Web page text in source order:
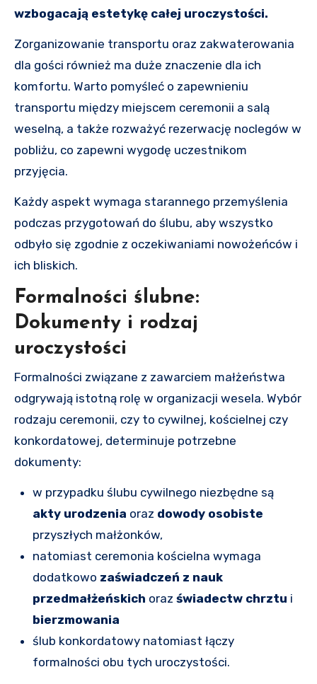
wzbogacają estetykę całej uroczystości.
Zorganizowanie transportu oraz zakwaterowania
dla gości również ma duże znaczenie dla ich
komfortu. Warto pomyśleć o zapewnieniu
transportu między miejscem ceremonii a salą
weselną, a także rozważyć rezerwację noclegów w
pobliżu, co zapewni wygodę uczestnikom
przyjęcia.
Każdy aspekt wymaga starannego przemyślenia
podczas przygotowań do ślubu, aby wszystko
odbyło się zgodnie z oczekiwaniami nowożeńców i
ich bliskich.
Formalności ślubne:
Dokumenty i rodzaj
uroczystości
Formalności związane z zawarciem małżeństwa
odgrywają istotną rolę w organizacji wesela. Wybór
rodzaju ceremonii, czy to cywilnej, kościelnej czy
konkordatowej, determinuje potrzebne
dokumenty:
w przypadku ślubu cywilnego niezbędne są
akty urodzenia oraz dowody osobiste
przyszłych małżonków,
natomiast ceremonia kościelna wymaga
dodatkowo zaświadczeń z nauk
przedmałżeńskich oraz świadectw chrztu i
bierzmowania
ślub konkordatowy natomiast łączy
formalności obu tych uroczystości.